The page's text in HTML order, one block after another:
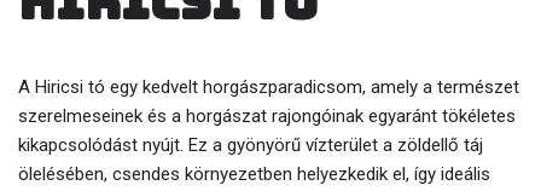
A Hiricsi tó egy kedvelt horgászparadicsom, amely a természet
szerelmeseinek és a horgászat rajongóinak egyaránt tökéletes
kikapcsolódást nyújt. Ez a gyönyörű vízterület a zöldellő táj
ölelésében, csendes környezetben helyezkedik el, így ideális